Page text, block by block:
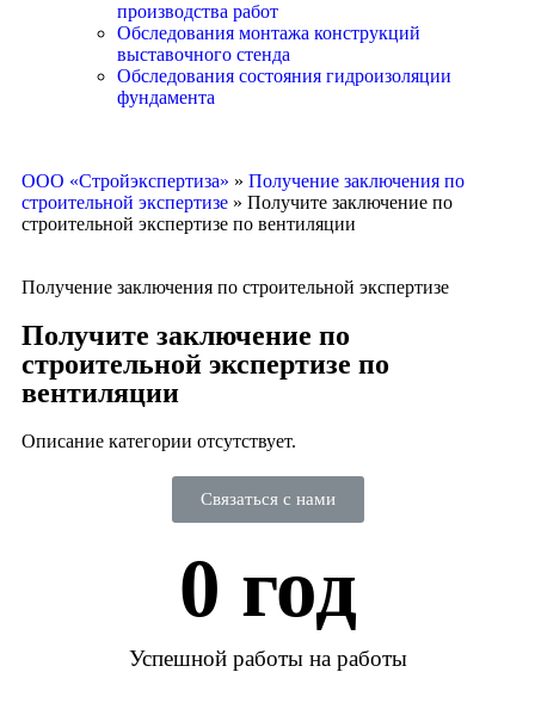
производства работ
Обследования монтажа конструкций
выставочного стенда
Обследования состояния гидроизоляции
фундамента
ООО «Стройэкспертиза» » Получение заключения по
строительной экспертизе » Получите заключение по
строительной экспертизе по вентиляции
Получение заключения по строительной экспертизе
Получите заключение по
строительной экспертизе по
вентиляции
Описание категории отсутствует.
Связаться с нами
0 год
Успешной работы на работы